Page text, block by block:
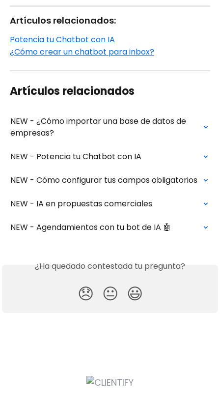
Artículos relacionados:
Potencia tu Chatbot con IA
¿Cómo crear un chatbot para inbox?
Artículos relacionados
NEW - ¿Cómo importar una base de datos de
empresas?
NEW - Potencia tu Chatbot con IA
NEW - Cómo configurar tus campos obligatorios
NEW - IA en propuestas comerciales
NEW - Agendamientos con tu bot de IA 🤖
¿Ha quedado contestada tu pregunta?
😞 😐 😃